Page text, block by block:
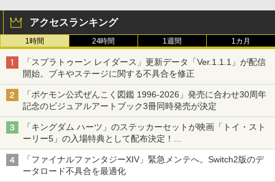
アクセスランキング
1時間 24時間 1週間 1カ月
「スプラトゥーン レイダース」更新データ「Ver.1.1.1」が配信
開始。ブキやステージに関する不具合を修正
「ポケモン公式ぜんこく図鑑 1996-2026」発売に合わせ30周年
記念のビジュアルアートブック3冊同時発売が決定
「キングダム ハーツ」のステッカーセットが映画「トイ・スト
ーリー5」の入場特典として配布決定！
本日8月7日より先着・数量限定で配布
「ファイナルファンタジーXIV」緊急メンテへ。Switch2版のデ
ータロード不具合を最適化